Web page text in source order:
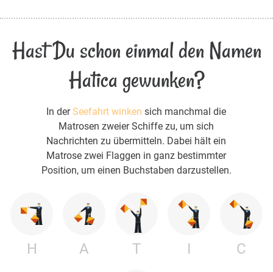
Hast Du schon einmal den Namen
Hatica gewunken?
In derSeefahrt winken sich manchmal die
Matrosen zweier Schiffe zu, um sich
Nachrichten zu übermitteln. Dabei hält ein
Matrose zwei Flaggen in ganz bestimmter
Position, um einen Buchstaben darzustellen.
H A T I C